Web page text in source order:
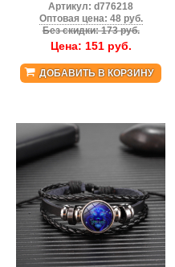
Артикул:d776218
Оптовая цена: 48 руб.
Без скидки: 173 руб.
Цена: 151руб.
ДОБАВИТЬ В КОРЗИНУ